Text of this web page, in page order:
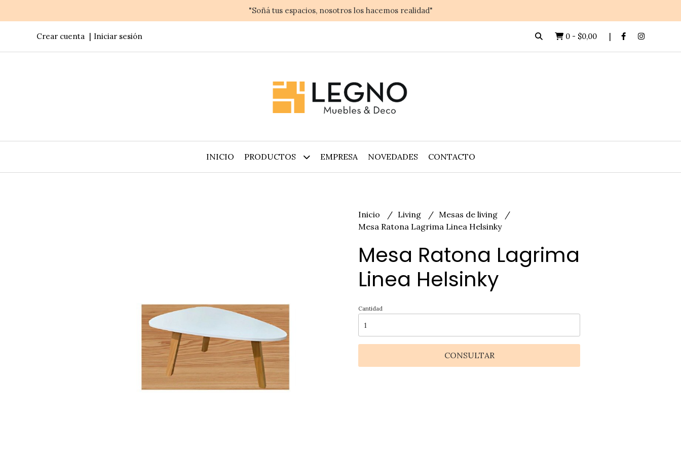
"Soñá tus espacios, nosotros los hacemos realidad"
Crear cuenta Iniciar sesión 0 - $0,00
INICIO PRODUCTOS EMPRESA NOVEDADES CONTACTO
Inicio Living
Mesas de living
Mesa Ratona Lagrima Linea Helsinky
Mesa Ratona Lagrima
Linea Helsinky
Cantidad
CONSULTAR